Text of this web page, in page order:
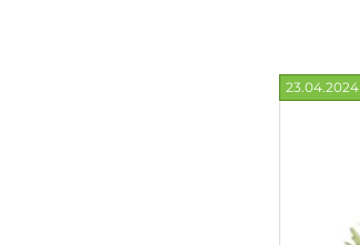
23.04.2024